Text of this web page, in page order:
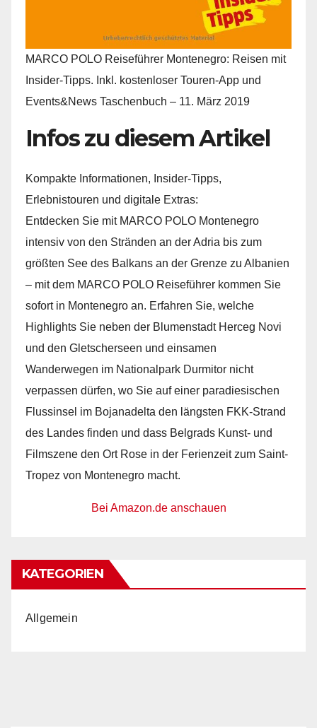
MARCO POLO Reiseführer Montenegro: Reisen mit
Insider-Tipps. Inkl. kostenloser Touren-App und
Events&News Taschenbuch – 11. März 2019
Infos zu diesem Artikel
Kompakte Informationen, Insider-Tipps,
Erlebnistouren und digitale Extras:
Entdecken Sie mit MARCO POLO Montenegro
intensiv von den Stränden an der Adria bis zum
größten See des Balkans an der Grenze zu Albanien
– mit dem MARCO POLO Reiseführer kommen Sie
sofort in Montenegro an. Erfahren Sie, welche
Highlights Sie neben der Blumenstadt Herceg Novi
und den Gletscherseen und einsamen
Wanderwegen im Nationalpark Durmitor nicht
verpassen dürfen, wo Sie auf einer paradiesischen
Flussinsel im Bojanadelta den längsten FKK-Strand
des Landes finden und dass Belgrads Kunst- und
Filmszene den Ort Rose in der Ferienzeit zum Saint-
Tropez von Montenegro macht.
Bei Amazon.de anschauen
KATEGORIEN
Allgemein